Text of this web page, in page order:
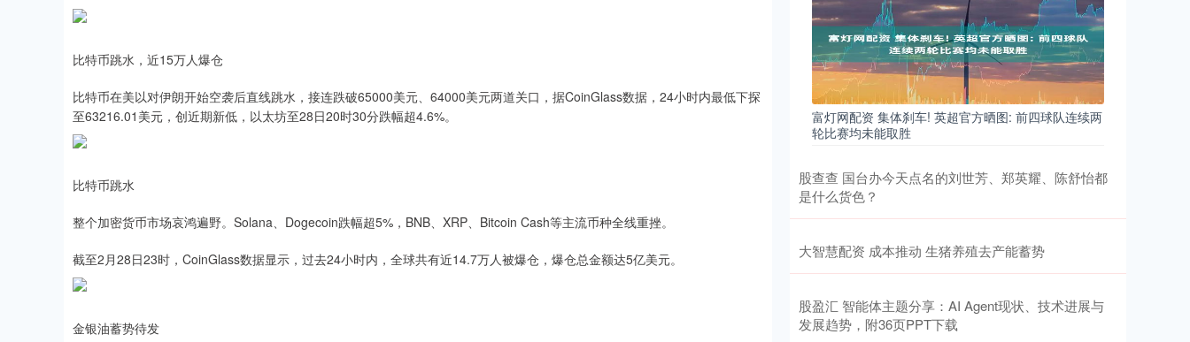
比特币跳水，近15万人爆仓
比特币在美以对伊朗开始空袭后直线跳水，接连跌破65000美元、64000美元两道关口，据CoinGlass数据，24小时内最低下探
至63216.01美元，创近期新低，以太坊至28日20时30分跌幅超4.6%。
比特币跳水
整个加密货币市场哀鸿遍野。Solana、Dogecoin跌幅超5%，BNB、XRP、Bitcoin Cash等主流币种全线重挫。
截至2月28日23时，CoinGlass数据显示，过去24小时内，全球共有近14.7万人被爆仓，爆仓总金额达5亿美元。
金银油蓄势待发
富灯网配资 集体刹车! 英超官方晒图: 前四球队连续两
轮比赛均未能取胜
股查查 国台办今天点名的刘世芳、郑英耀、陈舒怡都
是什么货色？
大智慧配资 成本推动 生猪养殖去产能蓄势
股盈汇 智能体主题分享：AI Agent现状、技术进展与
发展趋势，附36页PPT下载